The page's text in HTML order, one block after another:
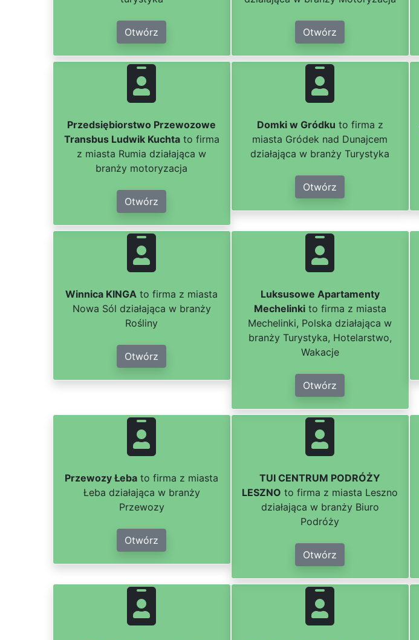
Otwórz Otwórz
Przedsiębiorstwo Przewozowe
Transbus Ludwik Kuchtato firma
z miasta Rumia działająca w
branży motoryzacja
Otwórz
Domki w Gródku to firma z
miasta Gródek nad Dunajcem
działająca w branży Turystyka
Otwórz
Winnica KINGA to firma z miasta
Nowa Sól działająca w branży
Rośliny
Otwórz
Luksusowe Apartamenty
Mechelinkito firma z miasta
Mechelinki, Polska działająca w
branży Turystyka, Hotelarstwo,
Wakacje
Otwórz
Przewozy Łeba to firma z miasta
Łeba działająca w branży
Przewozy
Otwórz
TUI CENTRUM PODRÓŻY
LESZNO to firma z miasta Leszno
działająca w branży Biuro
Podróży
Otwórz